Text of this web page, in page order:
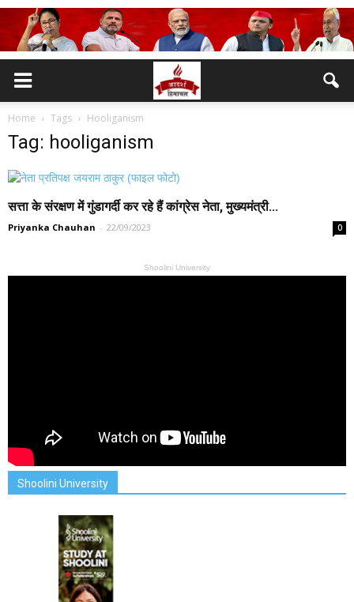
Home Tags Hooliganism
Tag: hooliganism
सत्ता के संरक्षण में गुंडागर्दी कर रहे हैं कांग्रेस नेता, मुख्यमंत्री...
Priyanka Chauhan - 22/09/2023 0
Shoolini University
Shoolini University